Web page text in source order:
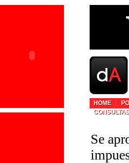
HOME
CONSULTAS
Se